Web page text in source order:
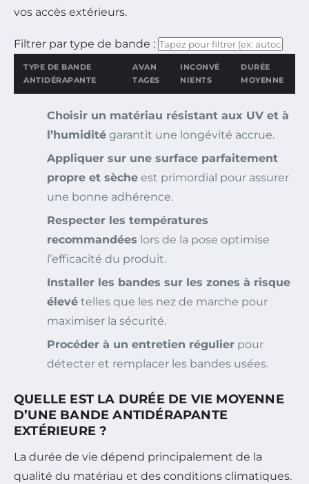
vos accès extérieurs.
Filtrer par type de bande :
TYPE DE BANDE
ANTIDÉRAPANTE
AVAN
TAGES
INCONVÉ
NIENTS
DURÉE
MOYENNE
Choisir un matériau résistant aux UV et à
l’humidité garantit une longévité accrue.
Appliquer sur une surface parfaitement
propre et sèche est primordial pour assurer
une bonne adhérence.
Respecter les températures
recommandées lors de la pose optimise
l’efficacité du produit.
Installer les bandes sur les zones à risque
élevé telles que les nez de marche pour
maximiser la sécurité.
Procéder à un entretien régulier pour
détecter et remplacer les bandes usées.
QUELLE EST LA DURÉE DE VIE MOYENNE
D’UNE BANDE ANTIDÉRAPANTE
EXTÉRIEURE ?
La durée de vie dépend principalement de la
qualité du matériau et des conditions climatiques.